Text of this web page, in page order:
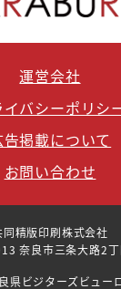
運営会社
イバシーポリシ
告掲載について
お問い合わせ
同精版印刷株式会社
奈良市三条大路2
県ビジターズビュー